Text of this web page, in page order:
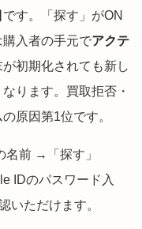
です。「探す」がON
入者の手元でアクテ
初期化されても新し
ります。買取拒否・
原因第1位です。
前 →「探す」
IDのパスワード入
いただけます。